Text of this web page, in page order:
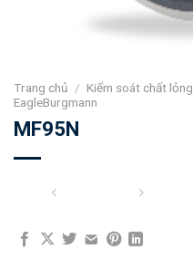
Trang chủ / Kiểm soát chất lỏng
EagleBurgmann
MF95N